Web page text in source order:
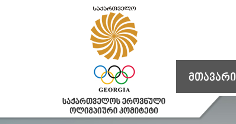
მთავარი